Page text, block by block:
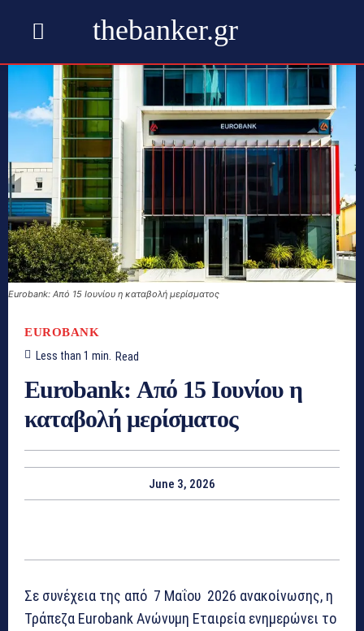
thebanker.gr
Eurobank: Από 15 Ιουνίου η καταβολή μερίσματος
EUROBANK
Less than 1 min. Read
Eurobank: Από 15 Ιουνίου η
καταβολή μερίσματος
June 3, 2026
Σε συνέχεια της από 7 Μαΐου 2026 ανακοίνωσης, η
Τράπεζα Eurobank Ανώνυμη Εταιρεία ενημερώνει το